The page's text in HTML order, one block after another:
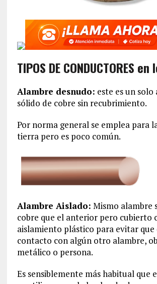
TIPOS DE CONDUCTORES en
Alambre desnudo: este es un solo
sólido de cobre sin recubrimiento.
Por norma general se emplea para
tierra pero es poco común.
Alambre Aislado: Mismo alambre
cobre que el anterior pero cubierto
aislamiento plástico para evitar que
contacto con algún otro alambre,
metálico o persona.
Es sensiblemente más habitual que